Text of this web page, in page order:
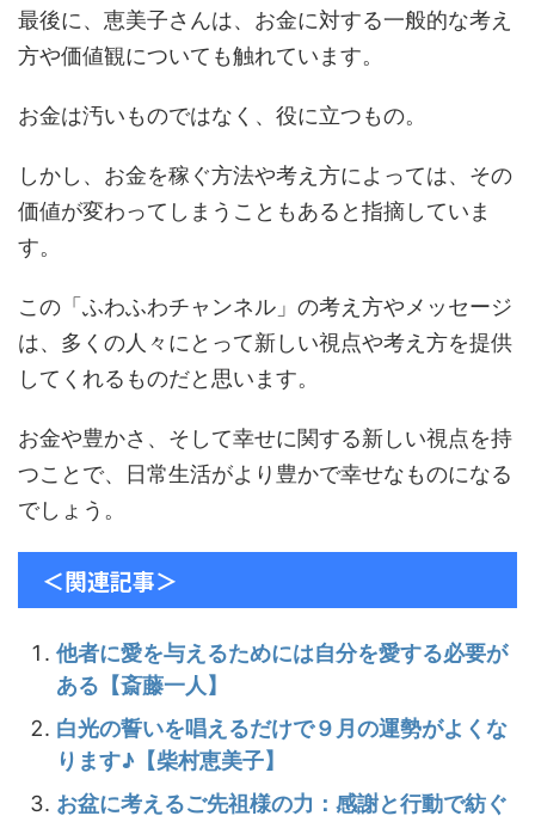
最後に、恵美子さんは、お金に対する一般的な考え
方や価値観についても触れています。
お金は汚いものではなく、役に立つもの。
しかし、お金を稼ぐ方法や考え方によっては、その
価値が変わってしまうこともあると指摘していま
す。
この「ふわふわチャンネル」の考え方やメッセージ
は、多くの人々にとって新しい視点や考え方を提供
してくれるものだと思います。
お金や豊かさ、そして幸せに関する新しい視点を持
つことで、日常生活がより豊かで幸せなものになる
でしょう。
＜関連記事＞
他者に愛を与えるためには自分を愛する必要が
ある【斎藤一人】
白光の誓いを唱えるだけで９月の運勢がよくな
ります♪【柴村恵美子】
お盆に考えるご先祖様の力：感謝と行動で紡ぐ